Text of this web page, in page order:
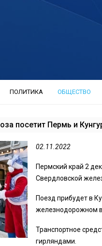
ПОЛИТИКА ОБЩЕСТВО
посетит Пермь и
02.11.2022
Пермский край 2
Свердловской
Поезд прибудет в
железнодорожном
Транспортное
гирляндами.